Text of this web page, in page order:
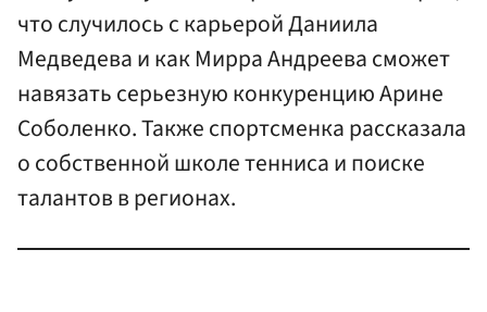
что случилось с карьерой Даниила
Медведева и как Мирра Андреева сможет
навязать серьезную конкуренцию Арине
Соболенко. Также спортсменка рассказала
о собственной школе тенниса и поиске
талантов в регионах.